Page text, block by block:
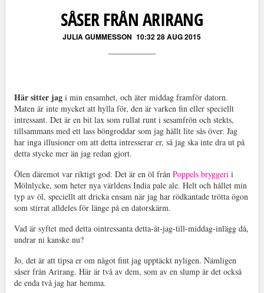
SÅSER FRÅN ARIRANG
JULIA GUMMESSON 10:32 28 AUG 2015
Här sitter jagi min ensamhet, och äter middag framför datorn.
Maten är inte mycket att hylla för, den är varken fin eller speciellt
intressant. Det är en bit lax som rullat runt i sesamfrön och stekts,
tillsammans med ett lass böngroddar som jag hällt lite sås över. Jag
har inga illusioner om att detta intresserar er, så jag ska inte dra ut på
detta stycke mer än jag redan gjort.
Ölen däremot var riktigt god. Det är en öl från Poppels bryggerii
Mölnlycke, som heter nya världens India pale ale. Helt och hållet min
typ av öl, speciellt att dricka ensam när jag har rödkantade trötta ögon
som stirrat alldeles för länge på en datorskärm.
Vad är syftet med detta ointressanta detta-åt-jag-till-middag-inlägg då,
undrar ni kanske nu?
Jo, det är att tipsa er om något fint jag upptäckt nyligen. Nämligen
såser från Arirang. Här är två av dem, som av en slump är det också
de enda två jag har hemma.